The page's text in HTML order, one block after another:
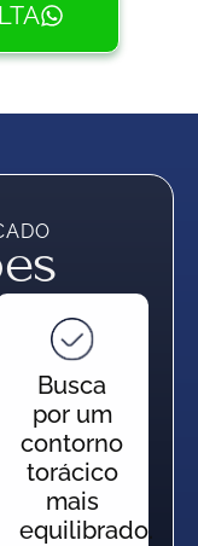
Busca
por um
contorno
torácico
mais
equilibrado.